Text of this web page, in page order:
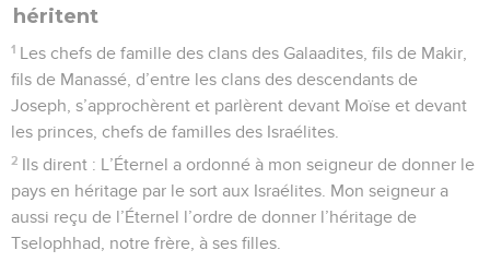
héritent
1 Les chefs de famille des clans des Galaadites, fils de Makir,
fils de Manassé, d’entre les clans des descendants de
Joseph, s’approchèrent et parlèrent devant Moïse et devant
les princes, chefs de familles des Israélites.
2 Ils dirent : L’Éternel a ordonné à mon seigneur de donner le
pays en héritage par le sort aux Israélites. Mon seigneur a
aussi reçu de l’Éternel l’ordre de donner l’héritage de
Tselophhad, notre frère, à ses filles.